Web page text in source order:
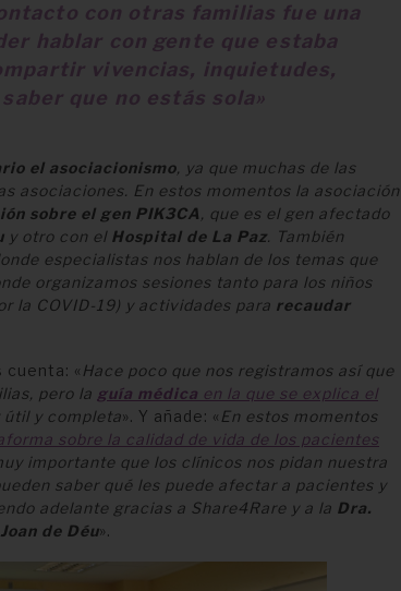
con otras familias fue una
hablar con gente que estaba
vivencias, inquietudes,
que no estás sola»
el asociacionismo , ya que muchas de las
asociaciones. En estos momentos la asociación
sobre el gen PIK3CA
, que es el gen afectado
y otro con el Hospital de La Paz . También
especialistas nos hablan de los temas que
organizamos sesiones tanto para los niños
la COVID-19) y actividades para recaudar
cuenta: « Hace poco que nos registramos así que
pero la guía médica en la que se explica el
útil y completa». Y añade: « En estos momentos
sobre la calidad de vida de los pacientes
importante que los clínicos nos pidan nuestra
saber qué les puede afectar a pacientes y
adelante gracias a Share4Rare y a la Dra.
de Déu».